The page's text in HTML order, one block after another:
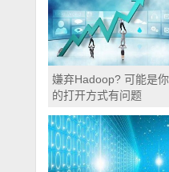
嫌弃Hadoop? 可能是你
的打开方式有问题